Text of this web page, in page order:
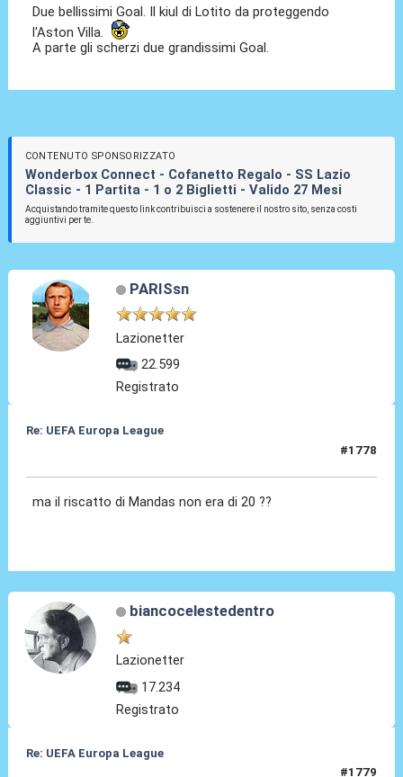
Due bellissimi Goal. Il kiul di Lotito da proteggendo
l'Aston Villa.
A parte gli scherzi due grandissimi Goal.
CONTENUTO SPONSORIZZATO
Wonderbox Connect - Cofanetto Regalo - SS Lazio
Classic - 1 Partita - 1 o 2 Biglietti - Valido 27 Mesi
Acquistando tramite questo link contribuisci a sostenere il nostro sito, senza costi
aggiuntivi per te.
PARISsn
Lazionetter
22.599
Registrato
Re: UEFA Europa League
#1778
ma il riscatto di Mandas non era di 20 ??
biancocelestedentro
Lazionetter
17.234
Registrato
Re: UEFA Europa League
#1779